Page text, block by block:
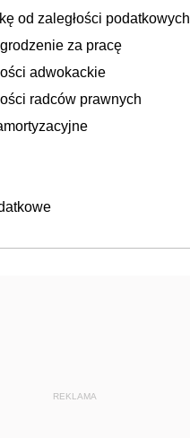
od zaległości podatkowych
za pracę
adwokackie
radców prawnych
REKLAMA